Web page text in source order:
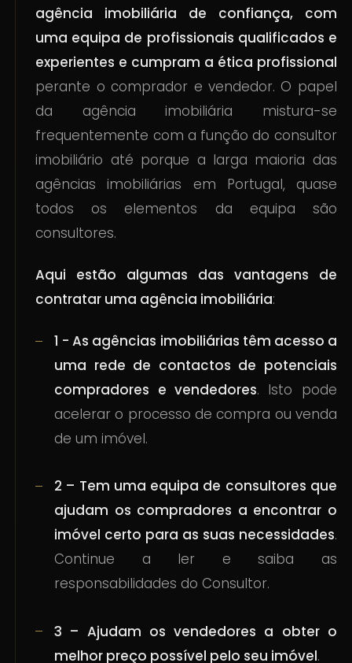
agência imobiliária de confiança, com
uma equipa de profissionais qualificados e
experientes e cumpram a ética profissional
perante o comprador e vendedor. O papel
da agência imobiliária mistura-se
frequentemente com a função do consultor
imobiliário até porque a larga maioria das
agências imobiliárias em Portugal, quase
todos os elementos da equipa são
consultores.
Aqui estão algumas das vantagens de
contratar uma agência imobiliária:
1 - As agências imobiliárias têm acesso a
uma rede de contactos de potenciais
compradores e vendedores. Isto pode
acelerar o processo de compra ou venda
de um imóvel.
2 – Tem uma equipa de consultores que
ajudam os compradores a encontrar o
imóvel certo para as suas necessidades.
Continue a ler e saiba as
responsabilidades do Consultor.
3 – Ajudam os vendedores a obter o
melhor preço possível pelo seu imóvel.